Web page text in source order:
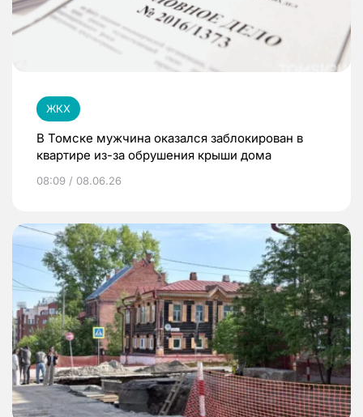
ЖКХ
В Томске мужчина оказался заблокирован в
квартире из-за обрушения крыши дома
08:09 / 08.06.26